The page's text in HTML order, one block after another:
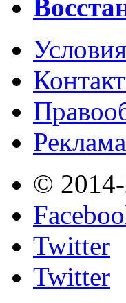
©
Twitter
Twitter